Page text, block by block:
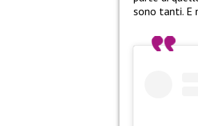
sono tanti. E